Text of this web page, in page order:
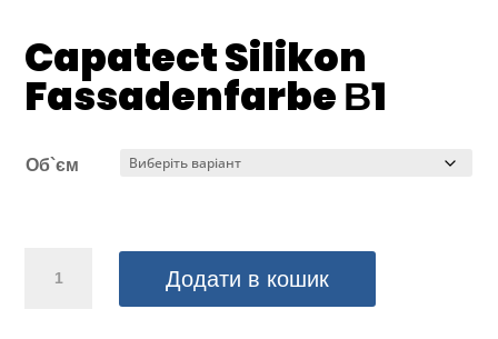
Capatect Silikon
Fassadenfarbe В1
Об`єм
Silikon
Fassadenfarbe
Додати в кошик